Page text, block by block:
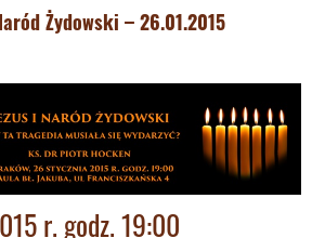
Żydowski – 26.01.2015
r. godz. 19:00